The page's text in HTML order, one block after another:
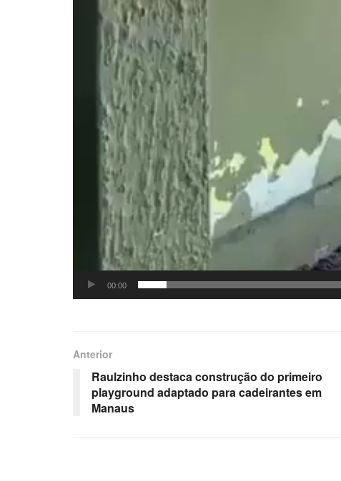
00:00
Anterior
Raulzinho destaca construção do primeiro
playground adaptado para cadeirantes em
Manaus